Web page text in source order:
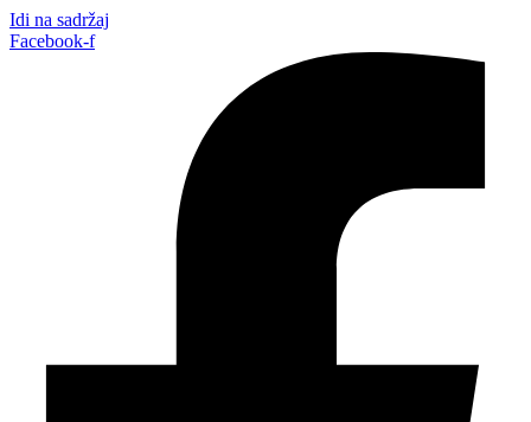
Idi na sadržaj
Facebook-f